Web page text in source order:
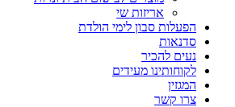
אריזות שי
הפעלות סבון לימי הולדת
סדנאות
נעים להכיר
לקוחותינו מעידים
המגזין
צרו קשר